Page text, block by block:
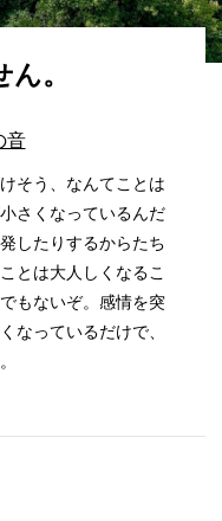
。
音
そう、なんてことは
さくなっているんだ
したりするからたち
とは大人しくなるこ
もないぞ。感情を突
なっているだけで、